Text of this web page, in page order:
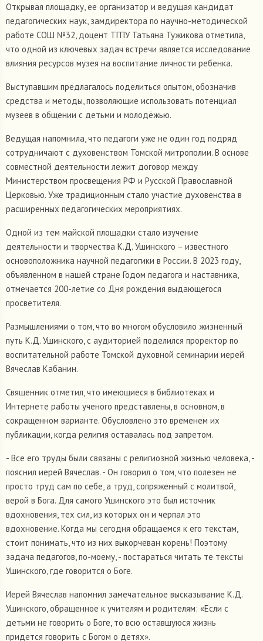
Открывая площадку, ее организатор и ведущая кандидат
педагогических наук, замдиректора по научно-методической
работе СОШ №32, доцент ТГПУ Татьяна Тужикова отметила,
что одной из ключевых задач встречи является исследование
влияния ресурсов музея на воспитание личности ребенка.
Выступавшим предлагалось поделиться опытом, обозначив
средства и методы, позволяющие использовать потенциал
музеев в общении с детьми и молодёжью.
Ведущая напомнила, что педагоги уже не один год подряд
сотрудничают с духовенством Томской митрополии. В основе
совместной деятельности лежит договор между
Министерством просвещения РФ и Русской Православной
Церковью. Уже традиционным стало участие духовенства в
расширенных педагогических мероприятиях.
Одной из тем майской площадки стало изучение
деятельности и творчества К.Д. Ушинского – известного
основоположника научной педагогики в России. В 2023 году,
объявленном в нашей стране Годом педагога и наставника,
отмечается 200-летие со Дня рождения выдающегося
просветителя.
Размышлениями о том, что во многом обусловило жизненный
путь К.Д. Ушинского, с аудиторией поделился проректор по
воспитательной работе Томской духовной семинарии иерей
Вячеслав Кабанин.
Священник отметил, что имеющиеся в библиотеках и
Интернете работы ученого представлены, в основном, в
сокращенном варианте. Обусловлено это временем их
публикации, когда религия оставалась под запретом.
- Все его труды были связаны с религиозной жизнью человека, -
пояснил иерей Вячеслав. - Он говорил о том, что полезен не
просто труд сам по себе, а труд, сопряженный с молитвой,
верой в Бога. Для самого Ушинского это был источник
вдохновения, тех сил, из которых он и черпал это
вдохновение. Когда мы сегодня обращаемся к его текстам,
стоит понимать, что из них выкорчеван корень! Поэтому
задача педагогов, по-моему, - постараться читать те тексты
Ушинского, где говорится о Боге.
Иерей Вячеслав напомнил замечательное высказывание К.Д.
Ушинского, обращенное к учителям и родителям: «Если с
детьми не говорить о Боге, то всю оставшуюся жизнь
придется говорить с Богом о детях».